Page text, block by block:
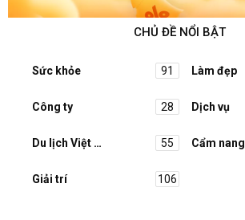
CHỦ ĐỀ NỔI BẬT
Sức khỏe 91 Làm đẹp
Công ty 28 Dịch vụ
Du lịch Việt Nam 55 Cẩm nang
Giải trí 106